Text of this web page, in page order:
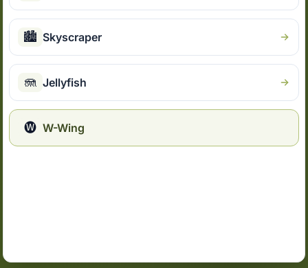
🏙 Skyscraper
🪼 Jellyfish
🅦 W-Wing